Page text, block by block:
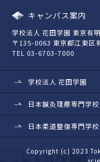
キャンパス案内
学校法人 花田学園 東京有
〒135-0063 東京都江東区
TEL 03-6703-7000
学校法人 花田学園
日本鍼灸理療専門学校
日本柔道整復専門学校
Copyright (c) 2023